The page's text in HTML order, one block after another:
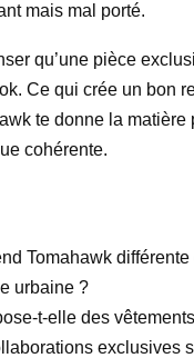
mais mal porté.
qu’une pièce
Ce qui crée un bon
te donne la
cohérente.
Tomahawk
urbaine ?
t-elle des
exclusives